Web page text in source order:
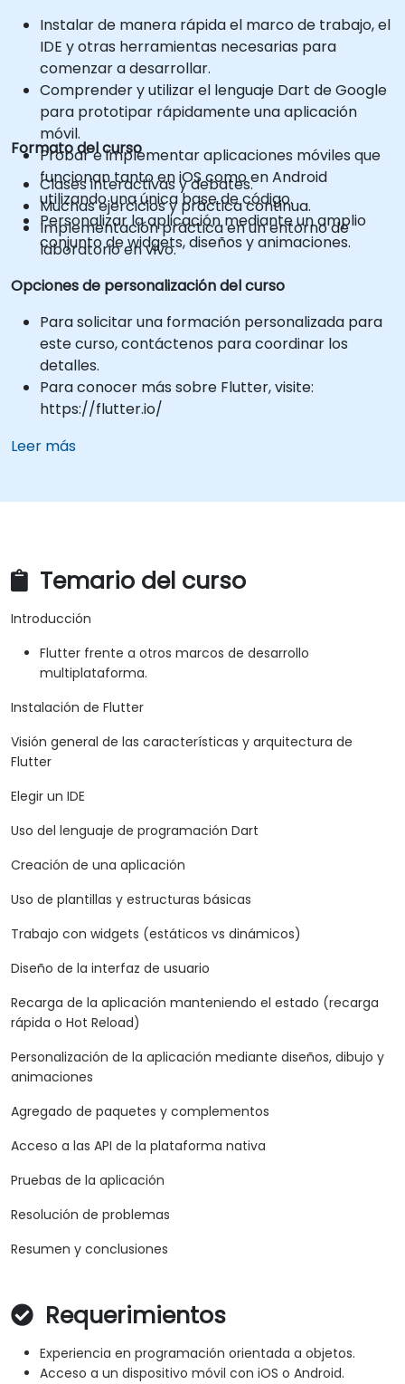
Instalar de manera rápida el marco de trabajo, el
IDE y otras herramientas necesarias para
comenzar a desarrollar.
Comprender y utilizar el lenguaje Dart de Google
para prototipar rápidamente una aplicación
móvil.
Probar e implementar aplicaciones móviles que
funcionan tanto en iOS como en Android
utilizando una única base de código.
Personalizar la aplicación mediante un amplio
conjunto de widgets, diseños y animaciones.
Formato del curso
Clases interactivas y debates.
Muchas ejercicios y práctica continua.
Implementación práctica en un entorno de
laboratorio en vivo.
Opciones de personalización del curso
Para solicitar una formación personalizada para
este curso, contáctenos para coordinar los
detalles.
Para conocer más sobre Flutter, visite:
https://flutter.io/
Leer más
Temario del curso
Introducción
Flutter frente a otros marcos de desarrollo
multiplataforma.
Instalación de Flutter
Visión general de las características y arquitectura de
Flutter
Elegir un IDE
Uso del lenguaje de programación Dart
Creación de una aplicación
Uso de plantillas y estructuras básicas
Trabajo con widgets (estáticos vs dinámicos)
Diseño de la interfaz de usuario
Recarga de la aplicación manteniendo el estado (recarga
rápida o Hot Reload)
Personalización de la aplicación mediante diseños, dibujo y
animaciones
Agregado de paquetes y complementos
Acceso a las API de la plataforma nativa
Pruebas de la aplicación
Resolución de problemas
Resumen y conclusiones
Requerimientos
Experiencia en programación orientada a objetos.
Acceso a un dispositivo móvil con iOS o Android.